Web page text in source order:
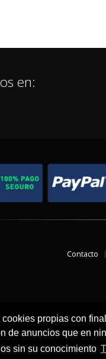
propias con
de anuncios que en
sin su conocimiento
en:
Contacto